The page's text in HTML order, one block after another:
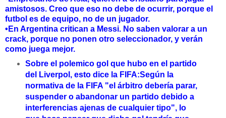
amistosos. Creo que eso no debe de ocurrir, porque el
futbol es de equipo, no de un jugador.
•En Argentina critican a Messi. No saben valorar a un
crack, porque no ponen otro seleccionador, y verán
como juega mejor.
Sobre el polemico gol que hubo en el partido
del Liverpol, esto dice la FIFA:Según la
normativa de la FIFA "el árbitro debería parar,
suspender o abandonar un partido debido a
interferencias ajenas de cualquier tipo", lo